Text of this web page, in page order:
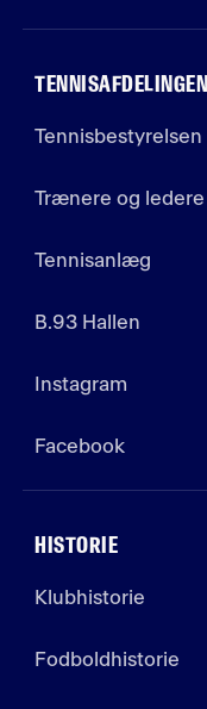
TENNISAFDELINGEN
Tennisbestyrelsen
Trænere og ledere
Tennisanlæg
B.93 Hallen
Instagram
Facebook
HISTORIE
Klubhistorie
Fodboldhistorie